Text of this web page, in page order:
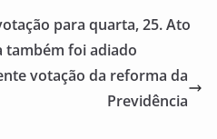
para quarta, 25. Ato
também foi adiado
votação da reforma da
Previdência